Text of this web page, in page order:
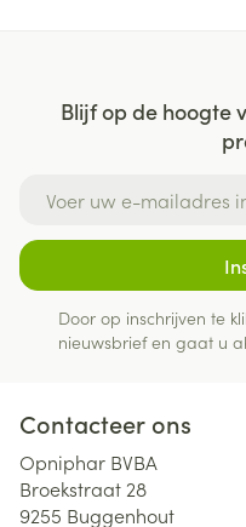
Blijf op de hoogte
Door op inschrijven te
nieuwsbrief en gaat u
Contacteer ons
Opniphar BVBA
Broekstraat 28
9255 Buggenhout